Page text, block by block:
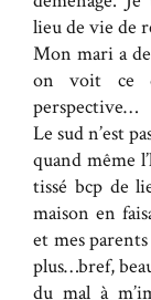
lieu de vie de
Mon mari a
on voit ce
perspective…
Le sud n’est
quand même
tissé bcp de
maison en
et mes
plus…bref,
du mal à